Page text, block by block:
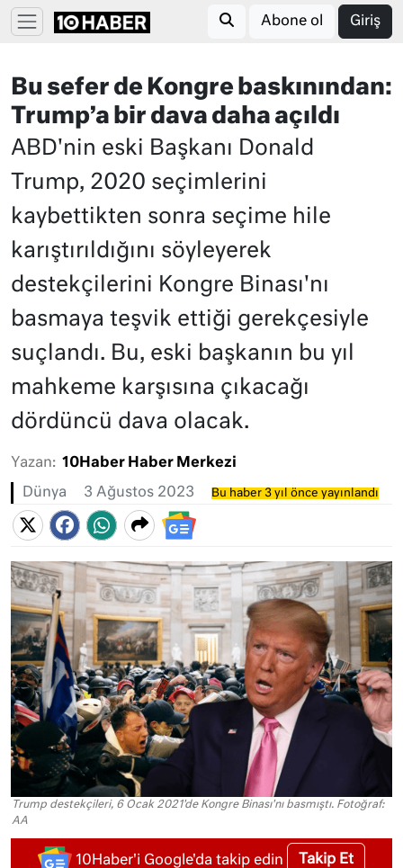
Abone ol Giriş
Bu sefer de Kongre baskınından:
Trump’a bir dava daha açıldı
ABD'nin eski Başkanı Donald
Trump, 2020 seçimlerini
kaybettikten sonra seçime hile
karıştırıldığını söyleyerek
destekçilerini Kongre Binası'nı
basmaya teşvik ettiği gerekçesiyle
suçlandı. Bu, eski başkanın bu yıl
mahkeme karşısına çıkacağı
dördüncü dava olacak.
Yazan: 10Haber Haber Merkezi
Dünya 3 Ağustos 2023 Bu haber 3 yıl önce yayınlandı
Trump destekçileri, 6 Ocak 2021'de Kongre Binası'nı basmıştı. Fotoğraf:
AA
10Haber'i Google'da takip edin Takip Et